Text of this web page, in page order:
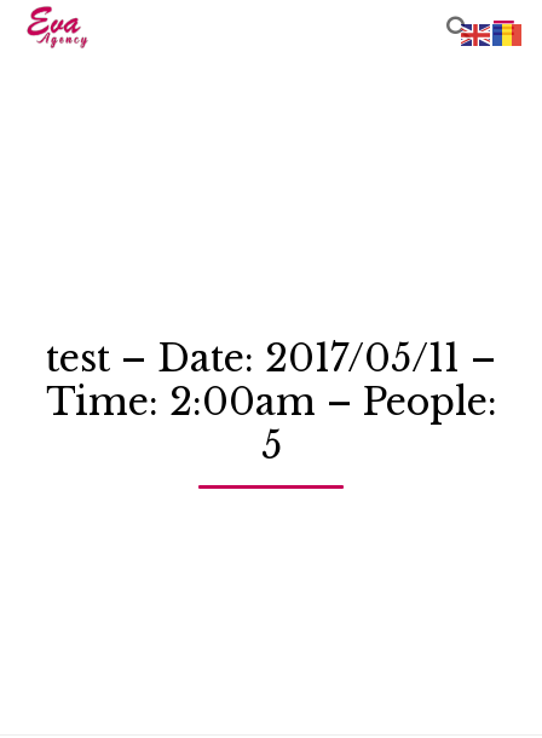

test – Date: 2017/05/11 –
Time: 2:00am – People:
5